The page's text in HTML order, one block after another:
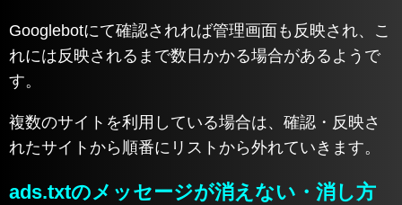
Googlebotにて確認されれば管理画面も反映され、こ
れには反映されるまで数日かかる場合があるようで
す。
複数のサイトを利用している場合は、確認・反映さ
れたサイトから順番にリストから外れていきます。
ads.txtのメッセージが消えない・消し方